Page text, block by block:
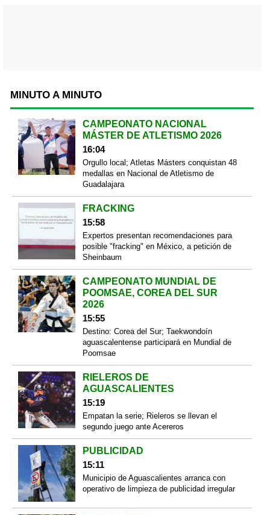
MINUTO A MINUTO
CAMPEONATO NACIONAL
MÁSTER DE ATLETISMO 2026
16:04
Orgullo local; Atletas Másters conquistan 48
medallas en Nacional de Atletismo de
Guadalajara
FRACKING
15:58
Expertos presentan recomendaciones para
posible "fracking" en México, a petición de
Sheinbaum
CAMPEONATO MUNDIAL DE
POOMSAE, COREA DEL SUR
2026
15:55
Destino: Corea del Sur; Taekwondoín
aguascalentense participará en Mundial de
Poomsae
RIELEROS DE
AGUASCALIENTES
15:19
Empatan la serie; Rieleros se llevan el
segundo juego ante Acereros
PUBLICIDAD
15:11
Municipio de Aguascalientes arranca con
operativo de limpieza de publicidad irregular